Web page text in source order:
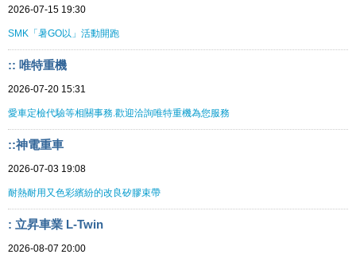
2026-07-15 19:30
SMK「暑GO以」活動開跑
:: 唯特重機
2026-07-20 15:31
愛車定檢代驗等相關事務.歡迎洽詢唯特重機為您服務
::神電重車
2026-07-03 19:08
耐熱耐用又色彩繽紛的改良矽膠束帶
: 立昇車業 L-Twin
2026-08-07 20:00